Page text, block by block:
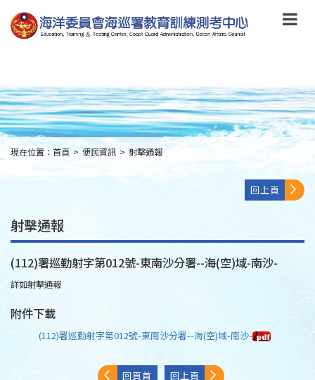
到
主
要
to
main
content
:::
現在位置： 首頁 > 便民資訊 > 射擊通報
回上頁
射擊通報
(112)署巡勤射字第012號-東南沙分署--海(空)域-南沙-
詳如射擊通報
附件下載
(112)署巡勤射字第012號-東南沙分署--海(空)域-南沙-
回頁首 回上頁